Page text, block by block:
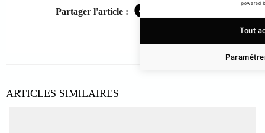
Partager l'article : Facebook
TwitterLinkedIn
ARTICLES SIMILAIRES
powered
Tout